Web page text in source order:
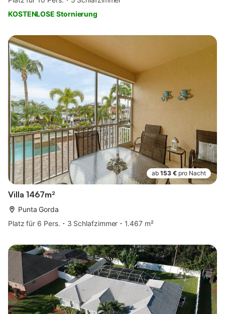
KOSTENLOSE Stornierung
ab 153 € pro Nacht
Villa 1467m²
Punta Gorda
Platz für 6 Pers.
3 Schlafzimmer 1.467 m²